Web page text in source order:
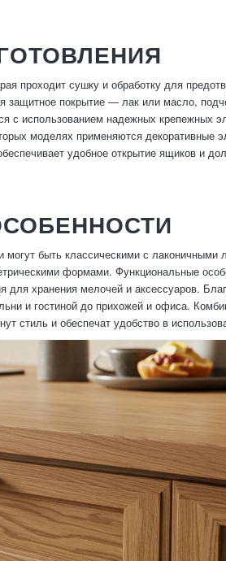
проходит сушку и обработку для
покрытие — лак или масло,
с использованием надежных крепежных
моделях применяются декоративные
удобное открытие ящиков и
быть классическими с лаконичными
формами. Функциональные
хранения мелочей и аксессуаров.
и гостиной до прихожей и офиса.
стиль и обеспечат удобство в